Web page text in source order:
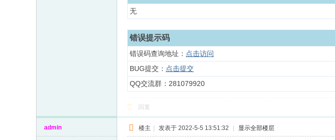
无
错误提示码
错误码查询地址： 点击访问
BUG提交： 点击提交
QQ交流群：281079920
回复
admin 楼主 | 发表于 2022-5-5 13:51:32 | 显示全部楼层